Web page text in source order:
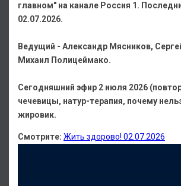
главном" на канале Россия 1.
02.07.2026.
Ведущий - Александр Мясников,
Михаил Полицеймако.
Сегодняшний эфир 2 июля 2026
чечевицы, натур-терапия, почему
жировик.
Смотрите: Жить здорово! 02.07.2026